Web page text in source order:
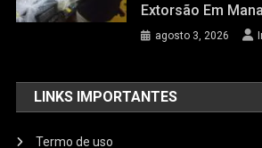
Extorsão Em
agosto 3, 2026
LINKS IMPORTANTES
Termo de uso